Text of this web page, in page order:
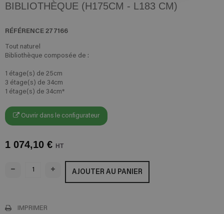
BIBLIOTHÈQUE (H175CM - L183 CM)
RÉFÉRENCE277166
Tout naturel
Bibliothèque composée de :
1 étage(s) de 25cm
3 étage(s) de 34cm
1 étage(s) de 34cm*
Ouvrir dans le configurateur
1 074,10 € HT
AJOUTER AU PANIER
IMPRIMER